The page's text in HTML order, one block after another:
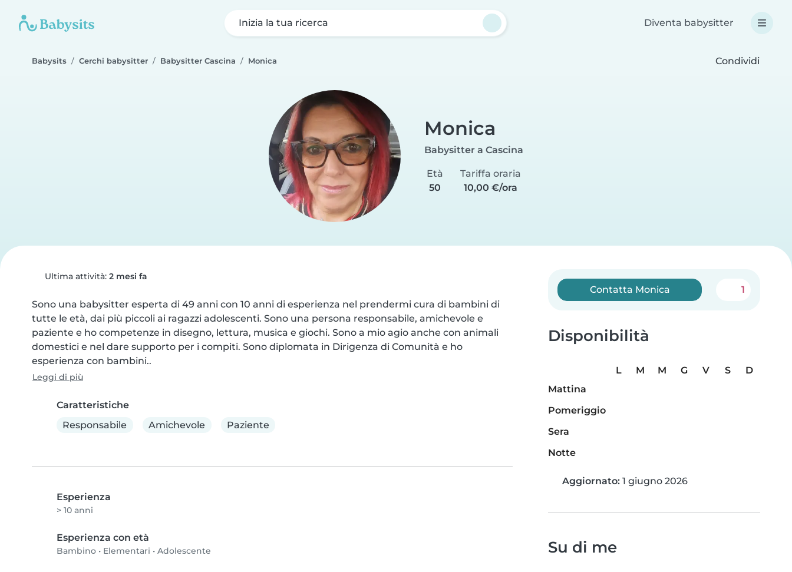
Inizia la tua ricerca Diventa babysitter
Babysits Cerchi babysitter Babysitter Cascina Monica Condividi
Monica
Babysitter a Cascina
Età
50
Tariffa oraria
10,00 €/ora
Ultima attività: 2 mesi fa
Sono una babysitter esperta di 49 anni con 10 anni di esperienza nel prendermi cura di bambini di
tutte le età, dai più piccoli ai ragazzi adolescenti. Sono una persona responsabile, amichevole e
paziente e ho competenze in disegno, lettura, musica e giochi. Sono a mio agio anche con animali
domestici e nel dare supporto per i compiti. Sono diplomata in Dirigenza di Comunità e ho
esperienza con bambini..
Leggi di più
Caratteristiche
Responsabile
Amichevole Paziente
Esperienza
> 10 anni
Esperienza con età
Bambino • Elementari • Adolescente
Contatta Monica 1
Disponibilità
L M M G V S
D
Mattina
Pomeriggio
Sera
Notte
Aggiornato: 1 giugno 2026
Su di me